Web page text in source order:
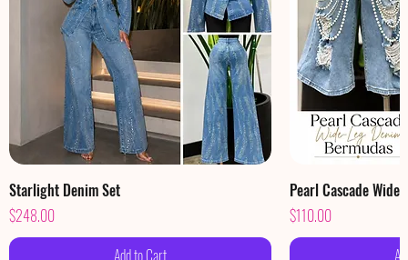
Starlight Denim Set
Price
$248.00
Pearl Cascade
Price
$110.00